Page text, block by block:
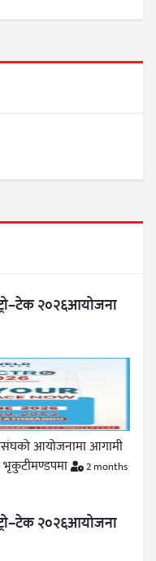
२०२६आयोजना
आयोजनामा आगामी
2 months
२०२६आयोजना